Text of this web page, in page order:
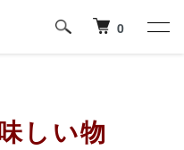
0
しい物